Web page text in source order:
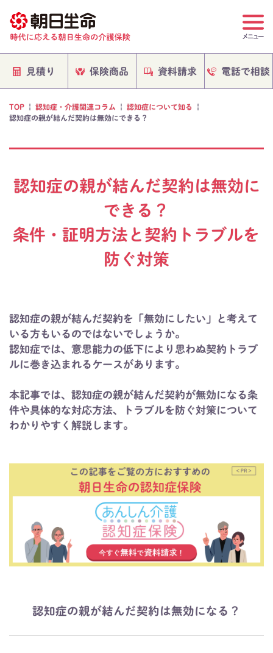
見積り 保険商品 資料請求 電話で相談
TOP | 認知症・介護関連コラム | 認知症について知る |
認知症の親が結んだ契約は無効にできる？
認知症の親が結んだ契約は無効に
できる？
条件・証明方法と契約トラブルを
防ぐ対策
認知症の親が結んだ契約を「無効にしたい」と考えて
いる方もいるのではないでしょうか。
認知症では、意思能力の低下により思わぬ契約トラブ
ルに巻き込まれるケースがあります。
本記事では、認知症の親が結んだ契約が無効になる条
件や具体的な対応方法、トラブルを防ぐ対策について
わかりやすく解説します。
認知症の親が結んだ契約は無効になる？